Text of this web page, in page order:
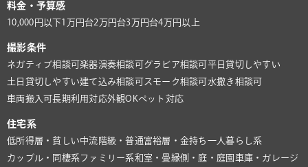
料金・予算感
10,000円以下1万円台2万円台3万円台4万円以上
撮影条件
ネガティブ相談可楽器演奏相談可 グラビア相談可 平日貸切しやすい
土日貸切しやすい建て込み相談可 スモーク相談可 水撒き相談可
車両搬入可長期利用対応外観OKペット対応
住宅系
低所得層・貧しい中流階級・普通富裕層・金持ち 一人暮らし系
カップル・同棲系ファミリー系和室・畳縁側・庭・庭園 車庫・ガレージ